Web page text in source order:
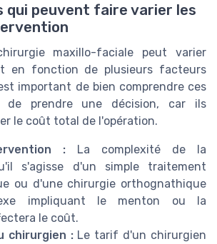
qui peuvent faire varier les
maxillo-faciale peut varier
en fonction de plusieurs facteurs
important de bien comprendre ces
de prendre une décision, car ils
le coût total de l'opération.
: La complexité de la
s'agisse d'un simple traitement
ou d'une chirurgie orthognathique
impliquant le menton ou la
le coût.
chirurgien :Le tarif d'un chirurgien